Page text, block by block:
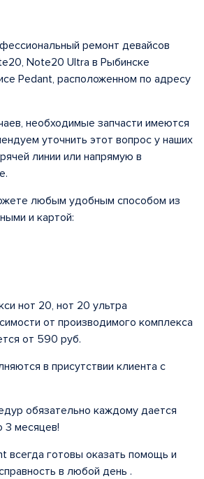
ремонт девайсов
Note20 Ultra в Рыбинске
Pedant, расположенном по адресу
необходимые запчасти имеются
уточнить этот вопрос у наших
линии или напрямую в
любым удобным способом из
и картой:
нот 20, нот 20 ультра
от производимого комплекса
от 590 руб.
в присутствии клиента с
обязательно каждому дается
3 месяцев!
всегда готовы оказать помощь и
в любой день .